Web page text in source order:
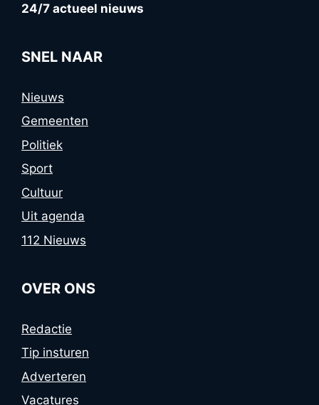
24/7 actueel nieuws
SNEL NAAR
Nieuws
Gemeenten
Politiek
Sport
Cultuur
Uit agenda
112 Nieuws
OVER ONS
Redactie
Tip insturen
Adverteren
Vacatures